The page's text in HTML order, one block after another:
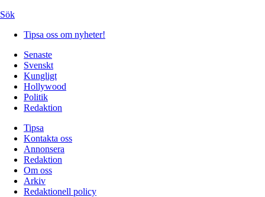
Sök
Tipsa oss om nyheter!
Senaste
Svenskt
Kungligt
Hollywood
Politik
Redaktion
Tipsa
Kontakta oss
Annonsera
Redaktion
Om oss
Arkiv
Redaktionell policy